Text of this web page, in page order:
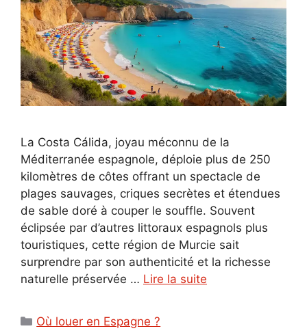
La Costa Cálida, joyau méconnu de la
Méditerranée espagnole, déploie plus de 250
kilomètres de côtes offrant un spectacle de
plages sauvages, criques secrètes et étendues
de sable doré à couper le souffle. Souvent
éclipsée par d’autres littoraux espagnols plus
touristiques, cette région de Murcie sait
surprendre par son authenticité et la richesse
naturelle préservée … Lire la suite
Catégories
Où louer en Espagne ?